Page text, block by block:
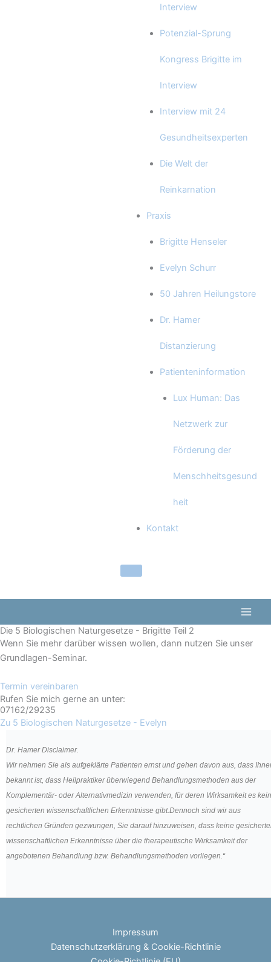
Interview
Potenzial-Sprung
Kongress Brigitte im
Interview
Interview mit 24
Gesundheitsexperten
Die Welt der
Reinkarnation
Praxis
Brigitte Henseler
Evelyn Schurr
50 Jahren Heilungstore
Dr. Hamer
Distanzierung
Patienteninformation
Lux Human: Das
Netzwerk zur
Förderung der
Menschheitsgesund
heit
Kontakt
Die 5 Biologischen Naturgesetze - Brigitte Teil 2
Wenn Sie mehr darüber wissen wollen, dann nutzen Sie unser
Grundlagen-Seminar.
Termin vereinbaren
Rufen Sie mich gerne an unter:
07162/29235
Zu 5 Biologischen Naturgesetze - Evelyn
Dr. Hamer Disclaimer.
Wir nehmen Sie als aufgeklärte Patienten ernst und gehen davon aus, dass
bekannt ist, dass Heilpraktiker überwiegend Behandlungsmethoden aus der
Komplementär- oder Alternativmedizin verwenden, für deren Wirksamkeit es
gesicherten wissenschaftlichen Erkenntnisse gibt.Dennoch sind wir aus
rechtlichen Gründen gezwungen, Sie darauf hinzuweisen, dass keine
wissenschaftlichen Erkenntnisse über die therapeutische Wirksamkeit der
angebotenen Behandlung bzw. Behandlungsmethoden vorliegen.“
Impressum
Datenschutzerklärung & Cookie-Richtlinie